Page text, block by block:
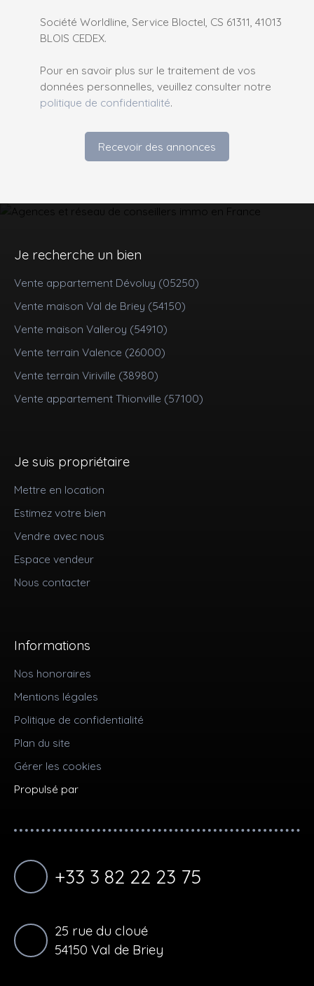
Société Worldline, Service Bloctel, CS 61311, 41013
BLOIS CEDEX.
Pour en savoir plus sur le traitement de vos
données personnelles, veuillez consulter notre
politique de confidentialité.
Recevoir des annonces
Je recherche un bien
Vente appartement Dévoluy (05250)
Vente maison Val de Briey (54150)
Vente maison Valleroy (54910)
Vente terrain Valence (26000)
Vente terrain Viriville (38980)
Vente appartement Thionville (57100)
Je suis propriétaire
Mettre en location
Estimez votre bien
Vendre avec nous
Espace vendeur
Nous contacter
Informations
Nos honoraires
Mentions légales
Politique de confidentialité
Plan du site
Gérer les cookies
Propulsé par
+33 3 82 22 23 75
25 rue du cloué
54150 Val de Briey